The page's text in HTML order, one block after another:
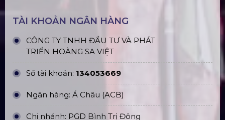
An
Nhà Máy Sản Xuất: Lê Minh Xuân, Bình Chánh,
TP. HCM
TÀI KHOẢN NGÂN HÀNG
CÔNG TY TNHH ĐẦU TƯ VÀ PHÁT